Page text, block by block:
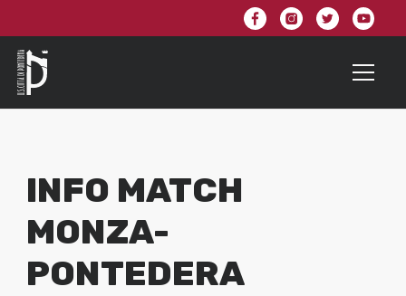
INFO MATCH
MONZA-
PONTEDERA